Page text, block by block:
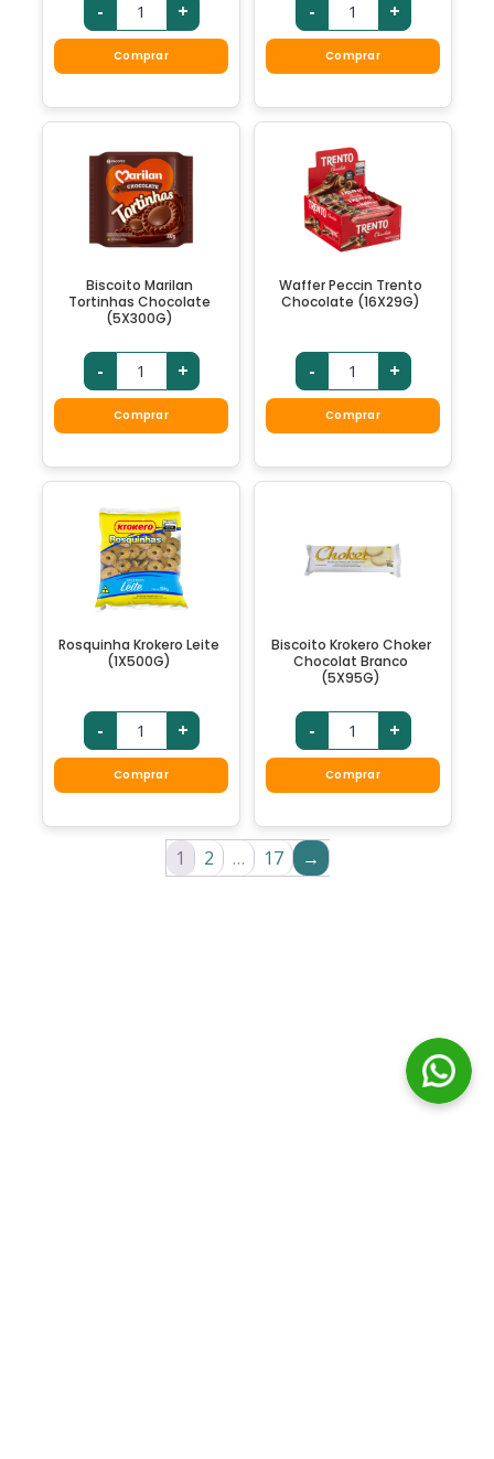
- +
Comprar
- +
Comprar
Biscoito Marilan
Tortinhas Chocolate
(5X300G)
- +
Comprar
Waffer Peccin Trento
Chocolate (16X29G)
- +
Comprar
Rosquinha Krokero Leite
(1X500G)
- +
Comprar
Biscoito Krokero Choker
Chocolat Branco
(5X95G)
- +
Comprar
1 2 … 17 →